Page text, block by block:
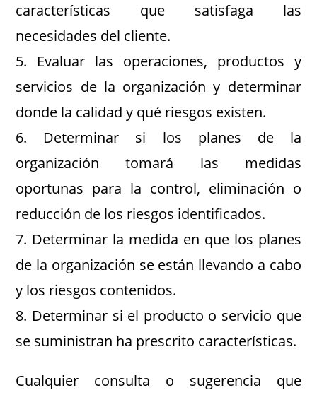
características que satisfaga las
necesidades del cliente.
5. Evaluar las operaciones, productos y
servicios de la organización y determinar
donde la calidad y qué riesgos existen.
6. Determinar si los planes de la
organización tomará las medidas
oportunas para la control, eliminación o
reducción de los riesgos identificados.
7. Determinar la medida en que los planes
de la organización se están llevando a cabo
y los riesgos contenidos.
8. Determinar si el producto o servicio que
se suministran ha prescrito características.
Cualquier consulta o sugerencia que